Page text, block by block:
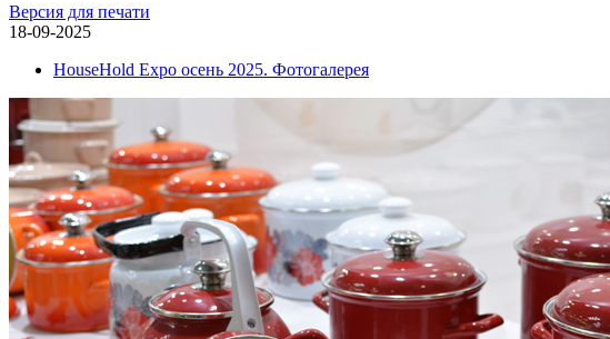
Версия для печати
18-09-2025
HouseHold Expo осень 2025. Фотогалерея